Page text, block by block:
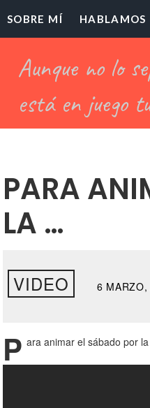
El
Profesor
Chillón
SOBRE MÍ HABLAMOS
PARA
LA …
VIDEO 6 MARZO,
P ara animar el sábado por